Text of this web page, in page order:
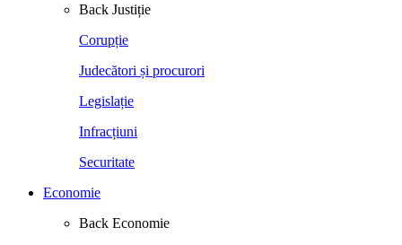
Back Justiție
Corupție
Judecători și procurori
Legislație
Infracțiuni
Securitate
Economie
Back Economie